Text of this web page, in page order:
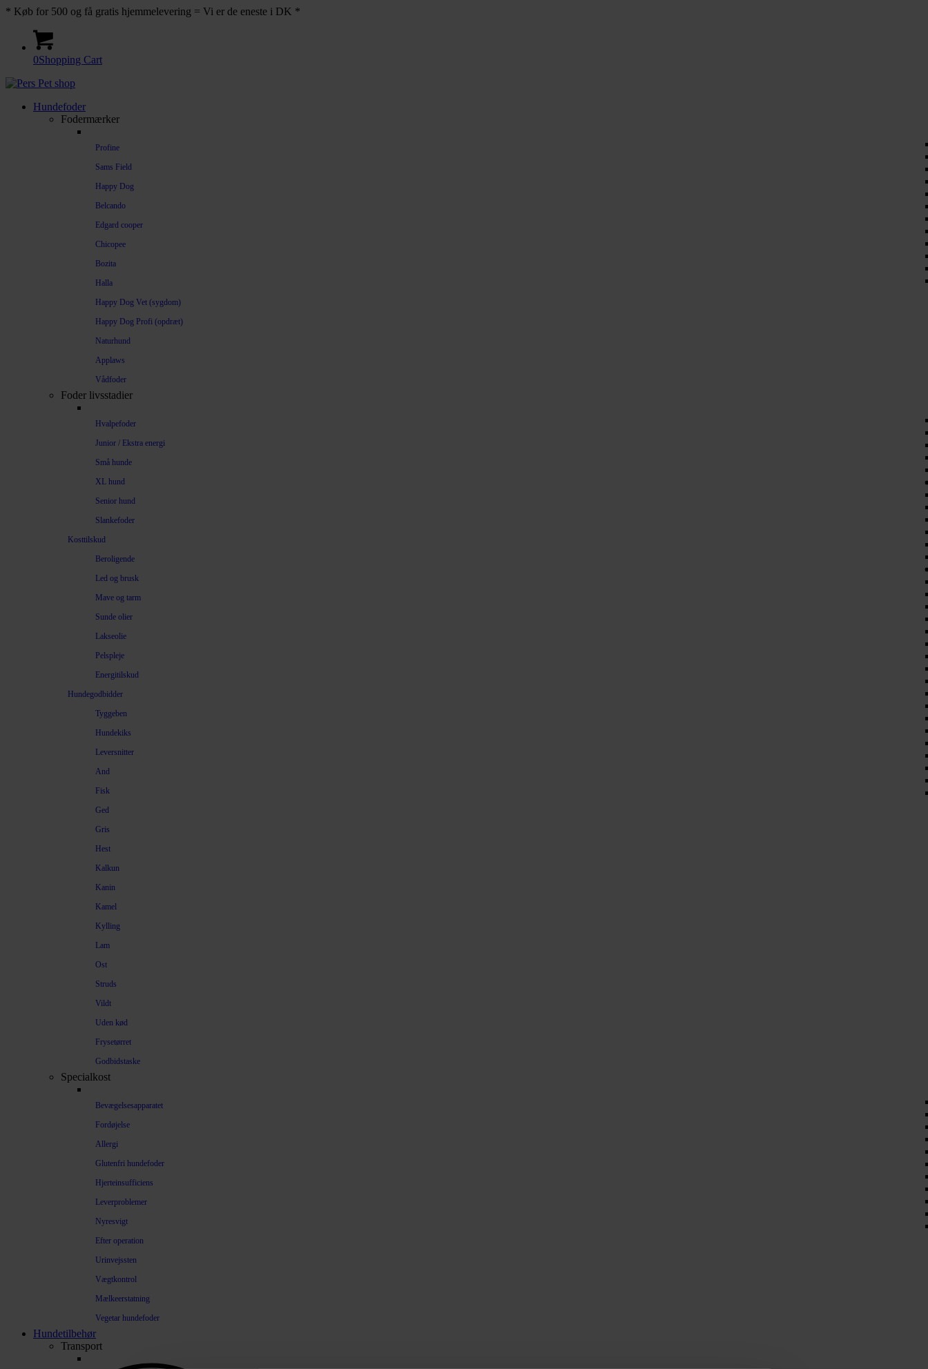
* Køb for 500 og få gratis hjemmelevering = Vi er de eneste i DK *
0Shopping Cart
Hundefoder
Fodermærker
Profine
Sams Field
Happy Dog
Belcando
Edgard cooper
Chicopee
Bozita
Halla
Happy Dog Vet (sygdom)
Happy Dog Profi (opdræt)
Naturhund
Applaws
Vådfoder
Foder livsstadier
Hvalpefoder
Junior / Ekstra energi
Små hunde
XL hund
Senior hund
Slankefoder
Kosttilskud
Beroligende
Led og brusk
Mave og tarm
Sunde olier
Lakseolie
Pelspleje
Energitilskud
Hundegodbidder
Tyggeben
Hundekiks
Leversnitter
And
Fisk
Ged
Gris
Hest
Kalkun
Kanin
Kamel
Kylling
Lam
Ost
Struds
Vildt
Uden kød
Frysetørret
Godbidstaske
Specialkost
Bevægelsesapparatet
Fordøjelse
Allergi
Glutenfri hundefoder
Hjerteinsufficiens
Leverproblemer
Nyresvigt
Efter operation
Urinvejssten
Vægtkontrol
Mælkeerstatning
Vegetar hundefoder
Hundetilbehør
Transport